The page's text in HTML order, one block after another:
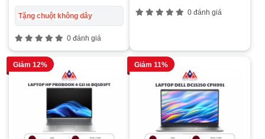
Tặng chuột không dây
0 đánh giá
0 đánh giá
Giảm 12% Giảm 11%